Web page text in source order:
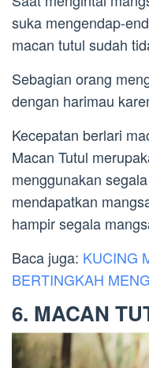
suka mengendap-
macan tutul sudah
Sebagian orang
dengan harimau
Kecepatan berlari
Macan Tutul
menggunakan
mendapatkan
hampir segala
Baca juga: KUCING
BERTINGKAH
6. MACAN